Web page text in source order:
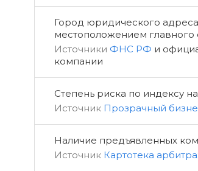
Город юридического
местоположением главного
Источники ФНС РФ и
компании
Степень риска по индексу
Источник Прозрачный
Наличие предъявленных
Источник Картотека